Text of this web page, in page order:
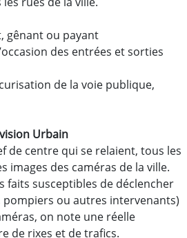
gênant ou payant
des entrées et sorties
de la voie publique,
Urbain
de centre qui se relaient, tous les
des caméras de la ville.
faits susceptibles de déclencher
pompiers ou autres intervenants)
on note une réelle
de rixes et de trafics.